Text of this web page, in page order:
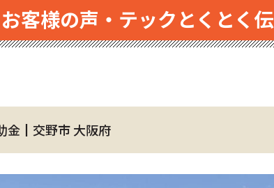
客様の声・テックとくとく
金┃交野市 大阪府